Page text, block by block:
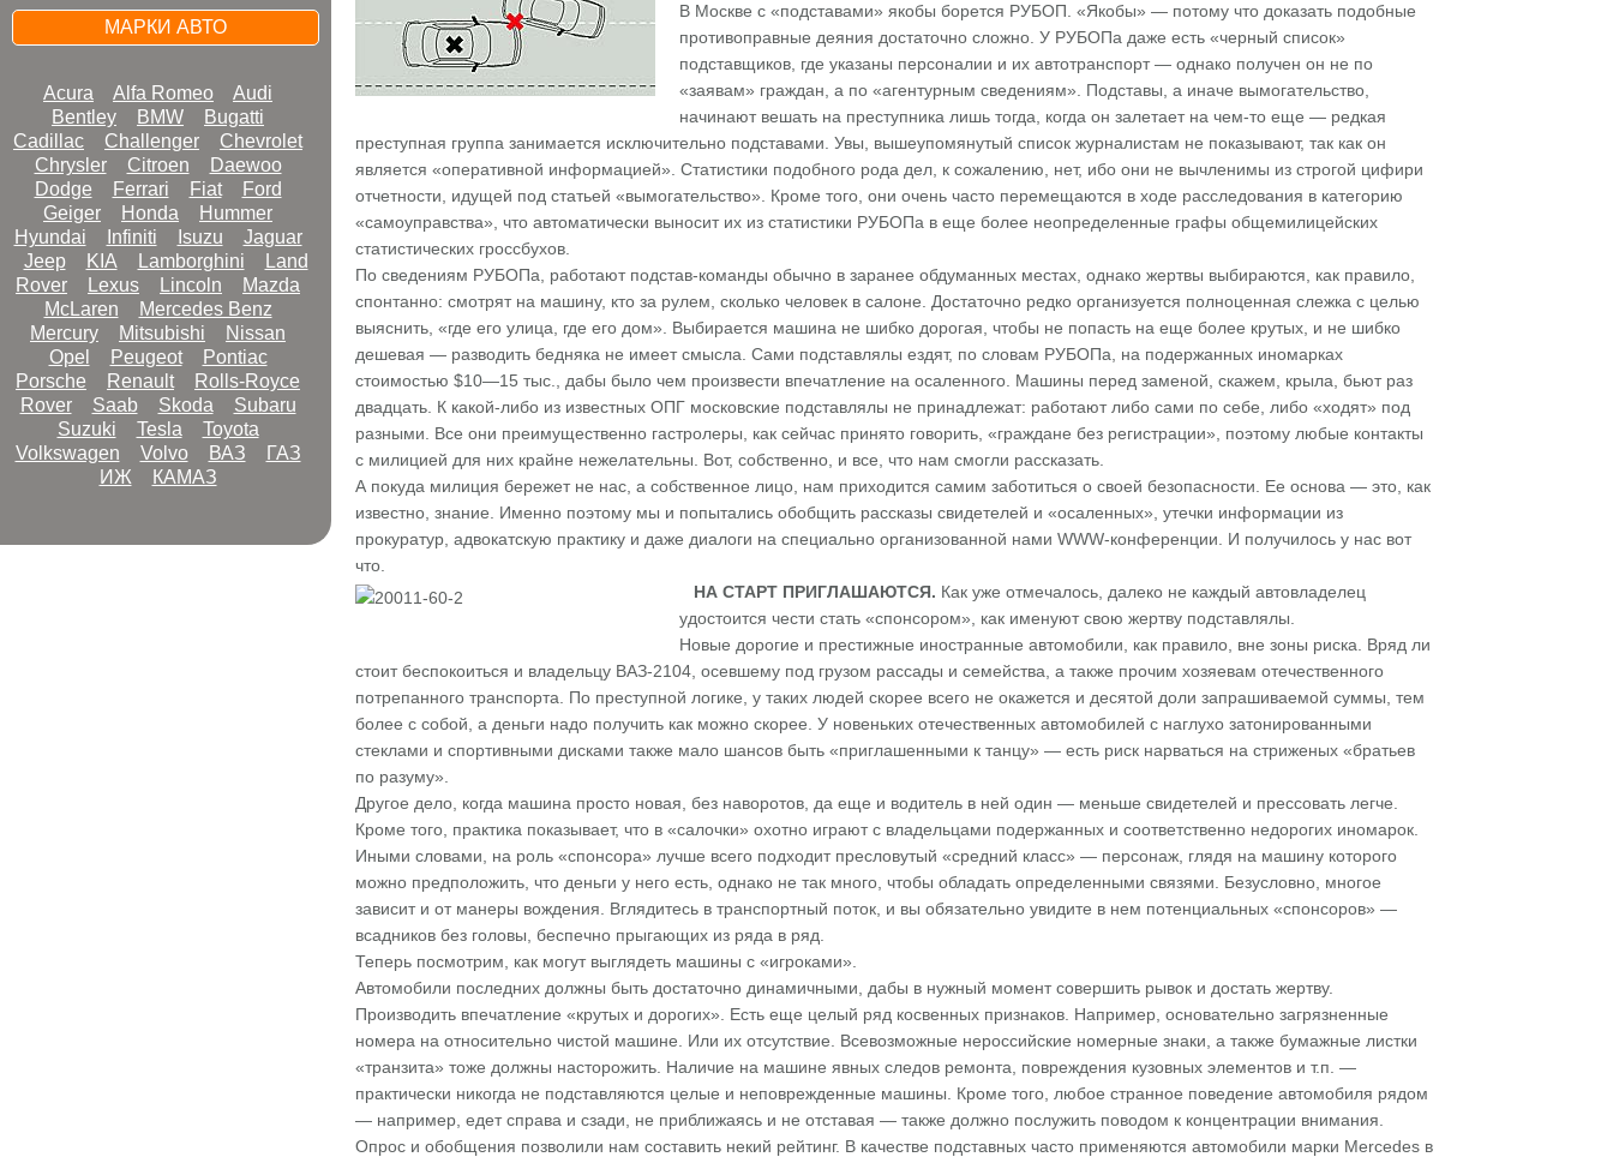
МАРКИ АВТО
Acura Alfa Romeo
Audi
Bentley
BMW
Bugatti
Cadillac
Challenger
Chevrolet
Chrysler
Citroen
Daewoo
Dodge
Ferrari Fiat
Ford
Geiger
Honda
Hummer
Hyundai
Infiniti Isuzu
Jaguar
Jeep
KIA Lamborghini
Land
Rover
Lexus Lincoln
Mazda
McLaren
Mercedes Benz
Mercury
Mitsubishi
Nissan
Opel
Peugeot
Pontiac
Porsche
Renault
Rolls-Royce
Rover
Saab Skoda
Subaru
Suzuki
Tesla
Toyota
Volkswagen
Volvo ВАЗ
ГАЗ
ИЖ
КАМАЗ
В Москве с «подставами» якобы борется РУБОП. «Якобы» — потому что доказать подобные
противоправные деяния достаточно сложно. У РУБОПа даже есть «черный список»
подставщиков, где указаны персоналии и их автотранспорт — однако получен он не по
«заявам» граждан, а по «агентурным сведениям». Подставы, а иначе вымогательство,
начинают вешать на преступника лишь тогда, когда он залетает на чем-то еще — редкая
преступная группа занимается исключительно подставами. Увы, вышеупомянутый список журналистам не показывают, так как он
является «оперативной информацией». Статистики подобного рода дел, к сожалению, нет, ибо они не вычленимы из строгой цифири
отчетности, идущей под статьей «вымогательство». Кроме того, они очень часто перемещаются в ходе расследования в категорию
«самоуправства», что автоматически выносит их из статистики РУБОПа в еще более неопределенные графы общемилицейских
статистических гроссбухов.
По сведениям РУБОПа, работают подстав-команды обычно в заранее обдуманных местах, однако жертвы выбираются, как правило,
спонтанно: смотрят на машину, кто за рулем, сколько человек в салоне. Достаточно редко организуется полноценная слежка с целью
выяснить, «где его улица, где его дом». Выбирается машина не шибко дорогая, чтобы не попасть на еще более крутых, и не шибко
дешевая — разводить бедняка не имеет смысла. Сами подставлялы ездят, по словам РУБОПа, на подержанных иномарках
стоимостью $10—15 тыс., дабы было чем произвести впечатление на осаленного. Машины перед заменой, скажем, крыла, бьют раз
двадцать. К какой-либо из известных ОПГ московские подставлялы не принадлежат: работают либо сами по себе, либо «ходят» под
разными. Все они преимущественно гастролеры, как сейчас принято говорить, «граждане без регистрации», поэтому любые контакты
с милицией для них крайне нежелательны. Вот, собственно, и все, что нам смогли рассказать.
А покуда милиция бережет не нас, а собственное лицо, нам приходится самим заботиться о своей безопасности. Ее основа — это, как
известно, знание. Именно поэтому мы и попытались обобщить рассказы свидетелей и «осаленных», утечки информации из
прокуратур, адвокатскую практику и даже диалоги на специально организованной нами WWW-конференции. И получилось у нас вот
что.
НА СТАРТ ПРИГЛАШАЮТСЯ. Как уже отмечалось, далеко не каждый автовладелец
удостоится чести стать «спонсором», как именуют свою жертву подставлялы.
Новые дорогие и престижные иностранные автомобили, как правило, вне зоны риска. Вряд ли
стоит беспокоиться и владельцу ВАЗ-2104, осевшему под грузом рассады и семейства, а также прочим хозяевам отечественного
потрепанного транспорта. По преступной логике, у таких людей скорее всего не окажется и десятой доли запрашиваемой суммы, тем
более с собой, а деньги надо получить как можно скорее. У новеньких отечественных автомобилей с наглухо затонированными
стеклами и спортивными дисками также мало шансов быть «приглашенными к танцу» — есть риск нарваться на стриженых «братьев
по разуму».
Другое дело, когда машина просто новая, без наворотов, да еще и водитель в ней один — меньше свидетелей и прессовать легче.
Кроме того, практика показывает, что в «салочки» охотно играют с владельцами подержанных и соответственно недорогих иномарок.
Иными словами, на роль «спонсора» лучше всего подходит пресловутый «средний класс» — персонаж, глядя на машину которого
можно предположить, что деньги у него есть, однако не так много, чтобы обладать определенными связями. Безусловно, многое
зависит и от манеры вождения. Вглядитесь в транспортный поток, и вы обязательно увидите в нем потенциальных «спонсоров» —
всадников без головы, беспечно прыгающих из ряда в ряд.
Теперь посмотрим, как могут выглядеть машины с «игроками».
Автомобили последних должны быть достаточно динамичными, дабы в нужный момент совершить рывок и достать жертву.
Производить впечатление «крутых и дорогих». Есть еще целый ряд косвенных признаков. Например, основательно загрязненные
номера на относительно чистой машине. Или их отсутствие. Всевозможные нероссийские номерные знаки, а также бумажные листки
«транзита» тоже должны насторожить. Наличие на машине явных следов ремонта, повреждения кузовных элементов и т.п. —
практически никогда не подставляются целые и неповрежденные машины. Кроме того, любое странное поведение автомобиля рядом
— например, едет справа и сзади, не приближаясь и не отставая — также должно послужить поводом к концентрации внимания.
Опрос и обобщения позволили нам составить некий рейтинг. В качестве подставных часто применяются автомобили марки Mercedes в